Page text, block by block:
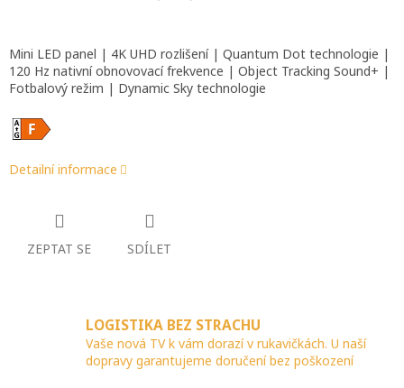
Mini LED panel | 4K UHD rozlišení | Quantum Dot technologie |
120 Hz nativní obnovovací frekvence | Object Tracking Sound+ |
Fotbalový režim | Dynamic Sky technologie
Detailní informace
ZEPTAT SE SDÍLET
LOGISTIKA BEZ STRACHU
Vaše nová TV k vám dorazí v rukavičkách. U naší
dopravy garantujeme doručení bez poškození